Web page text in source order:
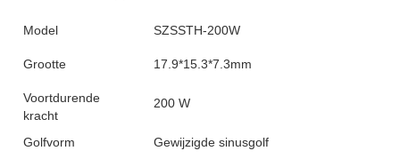
Model SZSSTH-200W
Grootte 17.9*15.3*7.3mm
Voortdurende
kracht
200 W
Golfvorm Gewijzigde sinusgolf